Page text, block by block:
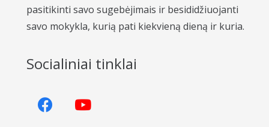
pasitikinti savo sugebėjimais ir besididžiuojanti
savo mokykla, kurią pati kiekvieną dieną ir kuria.
Socialiniai tinklai